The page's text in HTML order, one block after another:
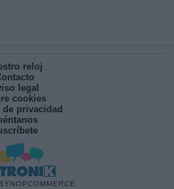
reloj
legal
cookies
de privacidad
NOPCOMMERCE